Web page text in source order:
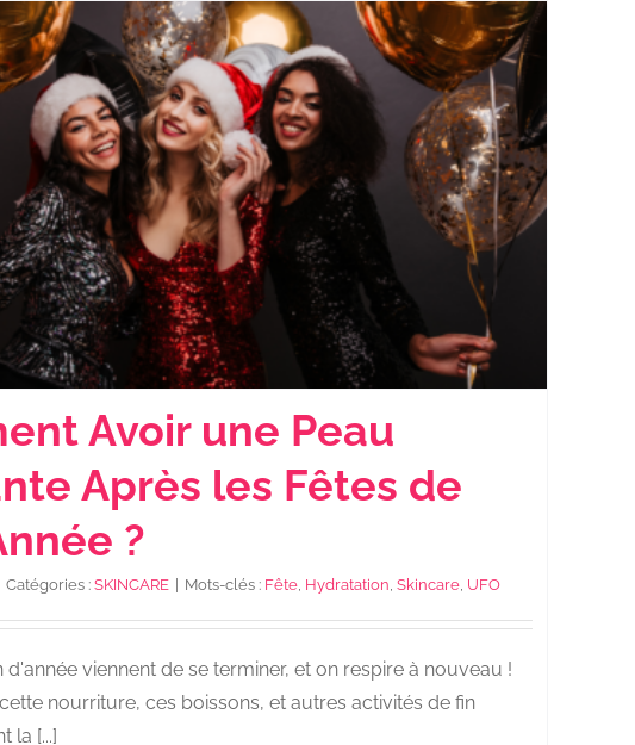
Avoir une Peau
Après les Fêtes de
?
Catégories : SKINCARE Mots-clés : Fête, Hydratation, Skincare, UFO
d'année viennent de se terminer, et on respire à nouveau !
nourriture, ces boissons, et autres activités de fin
la [...]